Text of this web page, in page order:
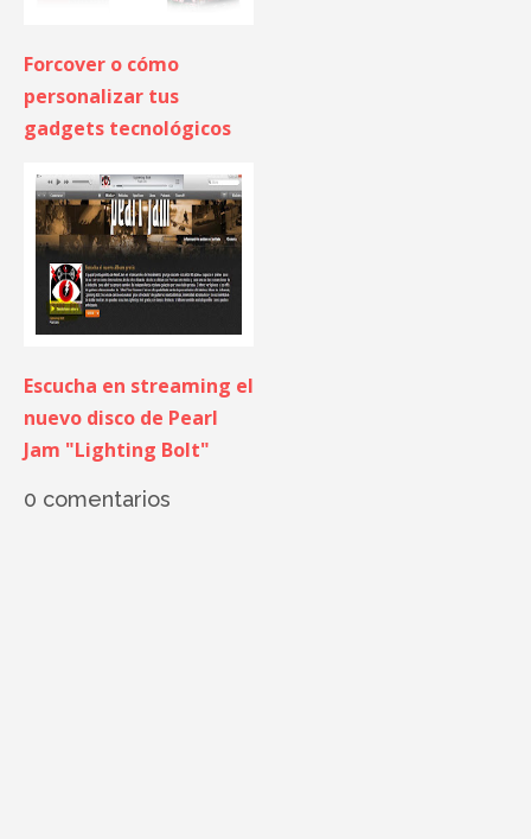
Forcover o cómo
personalizar tus
gadgets tecnológicos
Escucha en streaming el
nuevo disco de Pearl
Jam "Lighting Bolt"
0 comentarios